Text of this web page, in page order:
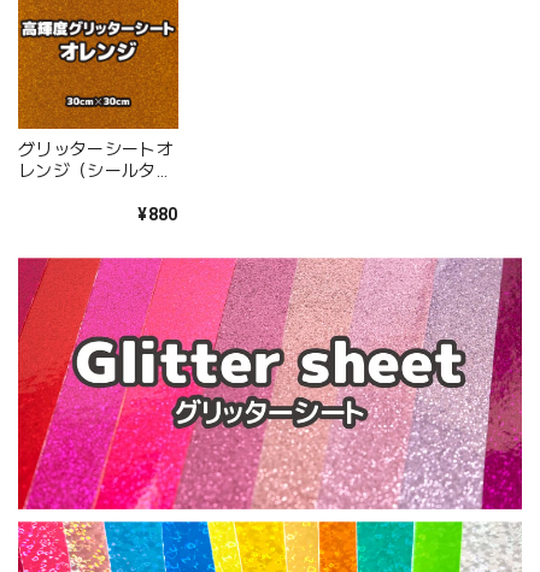
グリッターシートオ
レンジ（シールタイ
¥880